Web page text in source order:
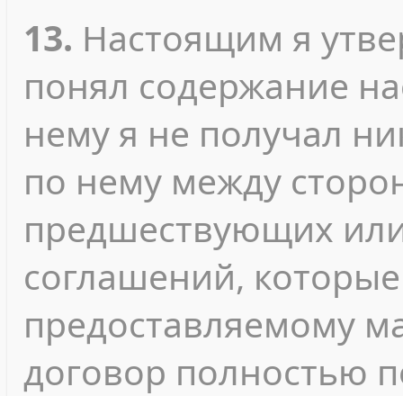
13. Настоящим я
понял содержание
нему я не получал
по нему между
предшествующих
соглашений, которые
предоставляемому
договор полностью